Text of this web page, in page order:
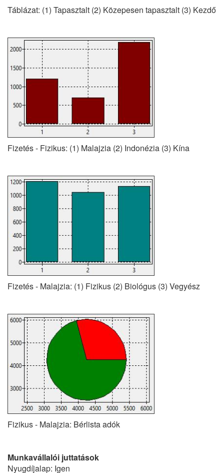
Táblázat: (1) Tapasztalt (2) Közepesen tapasztalt (3) Kezdő
Fizetés - Fizikus: (1) Malajzia (2) Indonézia (3) Kína
Fizetés - Malajzia: (1) Fizikus (2) Biológus (3) Vegyész
Fizikus - Malajzia: Bérlista adók
Munkavállalói juttatások
Nyugdíjalap: Igen